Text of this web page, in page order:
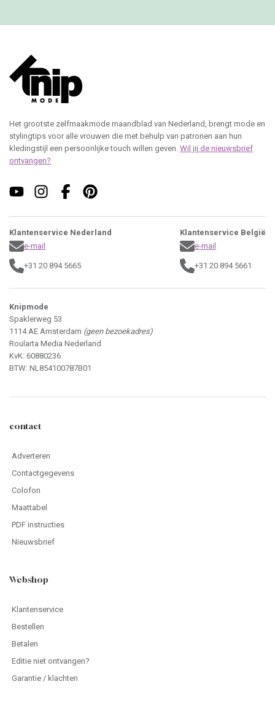
Het grootste zelfmaakmode maandblad van Nederland, brengt mode en
stylingtips voor alle vrouwen die met behulp van patronen aan hun
kledingstijl een persoonlijke touch willen geven. Wil jij de nieuwsbrief
ontvangen?
Klantenservice Nederland
e-mail
+31 20 894 5665
Klantenservice België
e-mail
+31 20 894 5661
Knipmode
Spaklerweg 53
1114 AE Amsterdam (geen bezoekadres)
Roularta Media Nederland
KvK: 60880236
BTW: NL854100787B01
contact
Adverteren
Contactgegevens
Colofon
Maattabel
PDF instructies
Nieuwsbrief
Webshop
Klantenservice
Bestellen
Betalen
Editie niet ontvangen?
Garantie / klachten